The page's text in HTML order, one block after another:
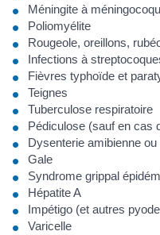
Méningite à
Poliomyélite
Rougeole, oreillons,
Infections à
Fièvres typhoïde et
Teignes
Tuberculose respiratoire
Pédiculose (sauf en cas
Dysenterie amibienne ou
Gale
Syndrome grippal
Hépatite A
Impétigo (et autres
Varicelle